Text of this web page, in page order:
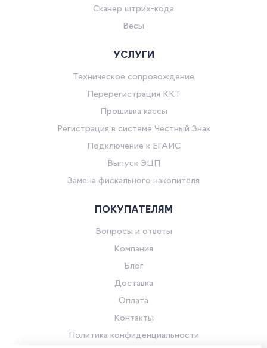
Сканер штрих-кода
Весы
УСЛУГИ
Техническое сопровождение
Перерегистрация ККТ
Прошивка кассы
Регистрация в системе Честный Знак
Подключение к ЕГАИС
Выпуск ЭЦП
Замена фискального накопителя
ПОКУПАТЕЛЯМ
Вопросы и ответы
Компания
Блог
Доставка
Оплата
Контакты
Политика конфиденциальности